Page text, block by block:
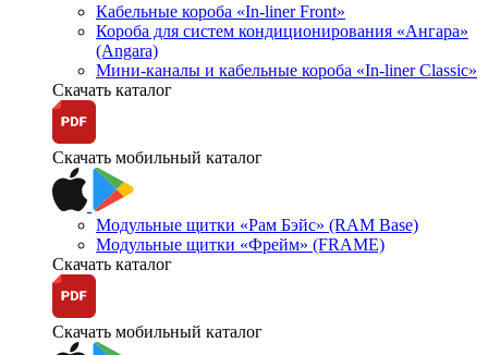
Кабельные короба «In-liner Front»
Короба для систем кондиционирования «Ангара»
(Angara)
Мини-каналы и кабельные короба «In-liner Classic»
Скачать каталог
Скачать мобильный каталог
Модульные щитки «Рам Бэйс» (RAM Base)
Модульные щитки «Фрейм» (FRAME)
Скачать каталог
Скачать мобильный каталог